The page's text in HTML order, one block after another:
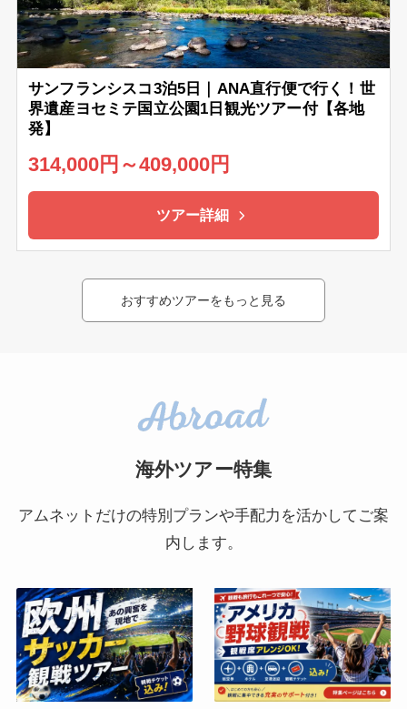
サンフランシスコ3泊5日｜ANA直行便で行く！世
界遺産ヨセミテ国立公園1日観光ツアー付【各地
発】
314,000円～409,000円
ツアー詳細
おすすめツアーをもっと見る
海外ツアー特集
アムネットだけの特別プランや手配力を活かしてご案
内します。